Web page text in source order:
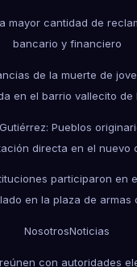
mayor cantidad de
bancario y financiero
de la muerte de
en el barrio vallecito de
Pueblos
directa en el nuevo
participaron en
en la plaza de armas
NosotrosNoticias
con autoridades